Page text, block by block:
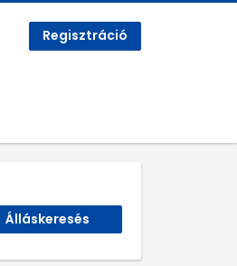
Regisztráció